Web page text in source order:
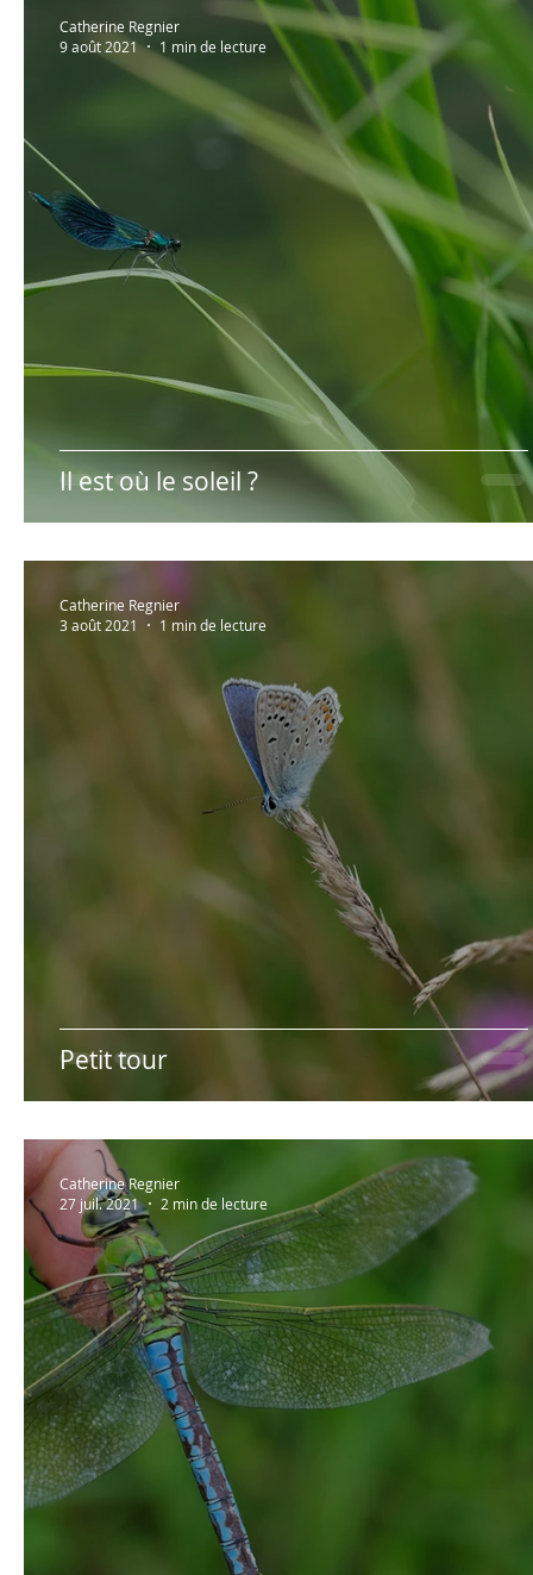
Au bonheur des zèbres Lectures à partager!
Photos persos Psycho Humour
Il est où le soleil ?
Catherine Regnier
9 août 2021
1 min de lecture
Petit tour
Catherine Regnier
3 août 2021
1 min de lecture
Catherine Regnier
27 juil. 2021
2 min de lecture